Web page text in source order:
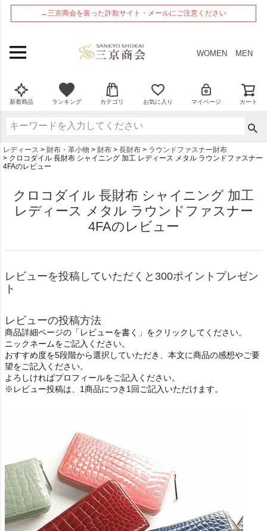
→三京商会を装った詐欺サイト・メールにご注意ください
WOMEN MEN
新着商品 ランキング カテゴリ お気に入り マイページ カート
レディース 財布・革小物 財布 長財布
ラウンドファスナー財布
クロコダイル 長財布 シャイニング 加工 レディース メタル ラウンドファスナー
4FAのレビュー
クロコダイル 長財布 シャイニング 加工
レディース メタル ラウンドファスナー
4FAのレビュー
レビューを投稿していただくと300ポイントプレゼン
ト
レビューの投稿方法
商品詳細ページの「レビューを書く」をクリックしてください。
ニックネームをご記入ください。
おすすめ度を5段階から選択していただき、本文に商品の感想やご要
望をご記入ください。
よろしければプロフィールをご記入ください。
※レビュー投稿は、1商品につき1回ご記入いただけます。
ペー